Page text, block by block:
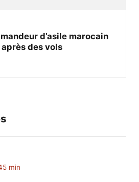
d’asile marocain
des vols
min